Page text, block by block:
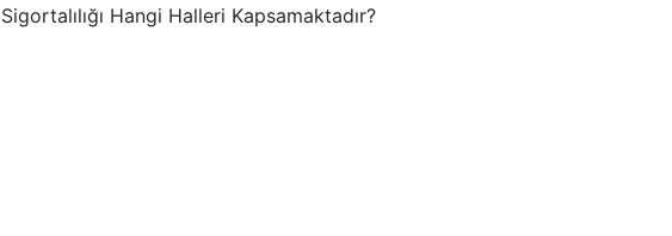
Sigortalılığı Hangi Halleri Kapsamaktadır?